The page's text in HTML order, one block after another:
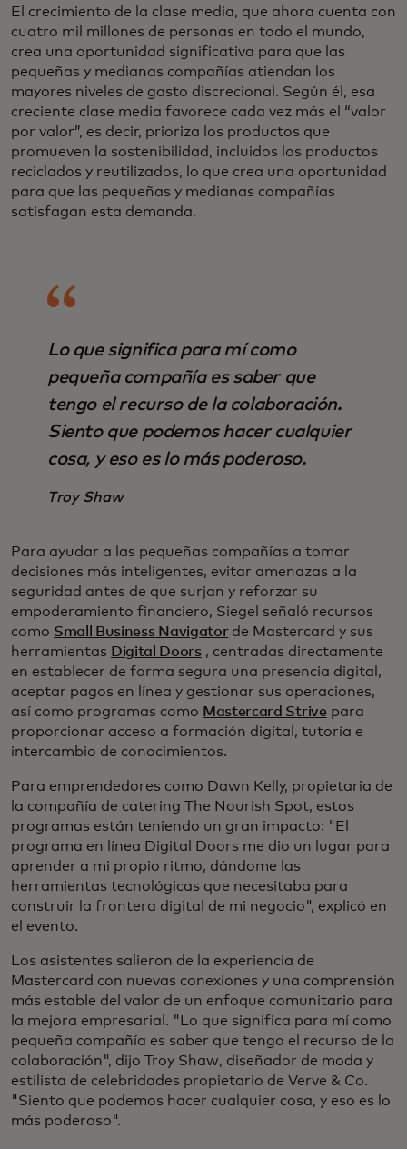
El crecimiento de la clase media, que ahora cuenta con
cuatro mil millones de personas en todo el mundo,
crea una oportunidad significativa para que las
pequeñas y medianas compañías atiendan los
mayores niveles de gasto discrecional. Según él, esa
creciente clase media favorece cada vez más el “valor
por valor”, es decir, prioriza los productos que
promueven la sostenibilidad, incluidos los productos
reciclados y reutilizados, lo que crea una oportunidad
para que las pequeñas y medianas compañías
satisfagan esta demanda.
Lo que significa para mí como
pequeña compañía es saber que
tengo el recurso de la colaboración.
Siento que podemos hacer cualquier
cosa, y eso es lo más poderoso.
Troy Shaw
Para ayudar a las pequeñas compañías a tomar
decisiones más inteligentes, evitar amenazas a la
seguridad antes de que surjan y reforzar su
empoderamiento financiero, Siegel señaló recursos
como Small Business Navigatorde Mastercard y sus
herramientas Digital Doors, centradas directamente
en establecer de forma segura una presencia digital,
aceptar pagos en línea y gestionar sus operaciones,
así como programas como Mastercard Strive para
proporcionar acceso a formación digital, tutoría e
intercambio de conocimientos.
Para emprendedores como Dawn Kelly, propietaria de
la compañía de catering The Nourish Spot, estos
programas están teniendo un gran impacto: "El
programa en línea Digital Doors me dio un lugar para
aprender a mi propio ritmo, dándome las
herramientas tecnológicas que necesitaba para
construir la frontera digital de mi negocio", explicó en
el evento.
Los asistentes salieron de la experiencia de
Mastercard con nuevas conexiones y una comprensión
más estable del valor de un enfoque comunitario para
la mejora empresarial. "Lo que significa para mí como
pequeña compañía es saber que tengo el recurso de la
colaboración", dijo Troy Shaw, diseñador de moda y
estilista de celebridades propietario de Verve & Co.
"Siento que podemos hacer cualquier cosa, y eso es lo
más poderoso".